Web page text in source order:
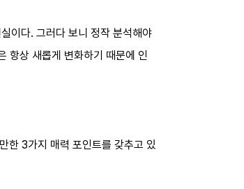
이다. 그러다 보니 정작 분석해야
항상 새롭게 변화하기 때문에 인
한 3가지 매력 포인트를 갖추고 있